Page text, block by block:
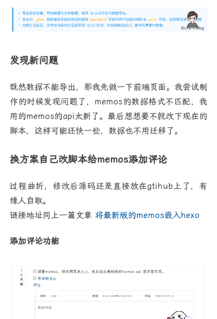
发现新问题
既然数据不能导出，那我先做一下前端页面。我尝试制
作的时候发现问题了，memos的数据格式不匹配，我
用的memos的api太新了。最后想想要不就改下现在的
脚本，这样可能还快一些，数据也不用迁移了。
换方案自己改脚本给memos添加评论
过程曲折，修改后源码还是直接放在gtihub上了，有
缘人自取。
链接地址同上一篇文章 将最新版的memos嵌入hexo
添加评论功能